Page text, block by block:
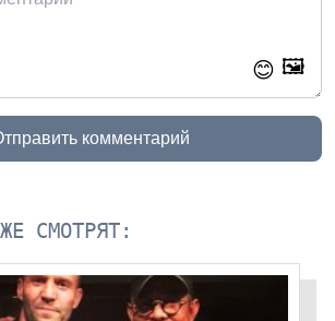
😊 🖼️
комментарий
СМОТРЯТ: